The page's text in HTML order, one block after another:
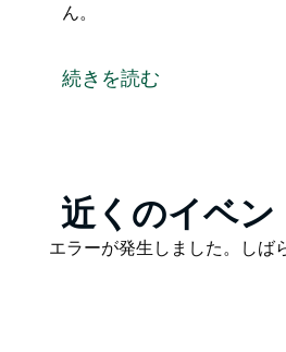
ん。
合施設です。歴史あるウィ
北に 3.5 時間です。
す。
ウィンガムの中央ビジネス
続きを読む
Product
List
近くのイベン
Product
エラーが発生しました。しば